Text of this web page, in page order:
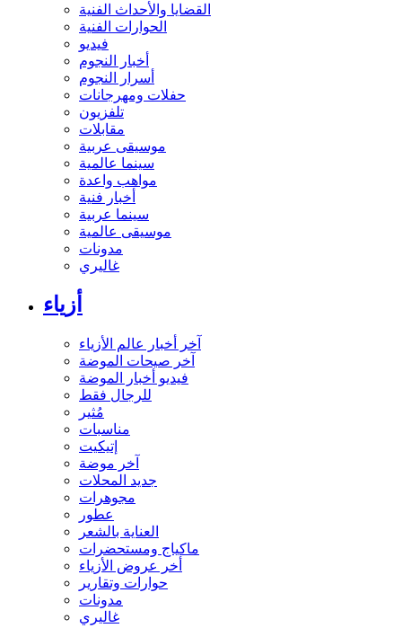
القضايا والأحداث الفنية
الحوارات الفنية
فيديو
أخبار النجوم
أسرار النجوم
حفلات ومهرجانات
تلفزيون
مقابلات
موسيقى عربية
سينما عالمية
مواهب واعدة
أخبار فنية
سينما عربية
موسيقى عالمية
مدونات
غاليري
أزياء
آخر أخبار عالم الأزياء
آخر صيحات الموضة
فيديو أخبار الموضة
للرجال فقط
مُثير
مناسبات
إتيكيت
آخر موضة
جديد المحلات
مجوهرات
عطور
العناية بالشعر
ماكياج ومستحضرات
أخر عروض الأزياء
حوارات وتقارير
مدونات
غاليري